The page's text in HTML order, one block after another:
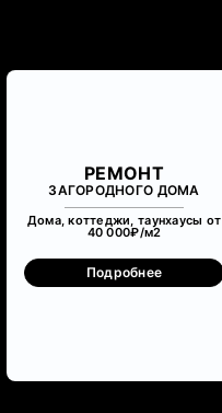
РЕМОНТ
ЗАГОРОДНОГО ДОМА
Дома, коттеджи, таунхаусы от
40 000₽/м2
Подробнее